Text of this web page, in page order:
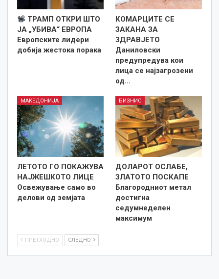
ТРАМП ОТКРИ ШТО
ЈА „УБИВА“ ЕВРОПА
Европските лидери
добија жестока порака
КОМАРЦИТЕ СЕ
ЗАКАНА ЗА
ЗДРАВЈЕТО
Даниловски
предупредува кои
лица се најзагрозени
од…
МАКЕДОНИЈА
ЛЕТОТО ГО ПОКАЖУВА
НАЈЖЕШКОТО ЛИЦE
Освежување само во
делови од земјата
БИЗНИС
ДОЛАРОТ ОСЛАБЕ,
ЗЛАТОТО ПОСКАПЕ
Благородниот метал
достигна
седумнеделен
максимум
ПРЕТХОДНО СЛЕДНО